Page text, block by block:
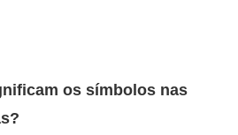
os símbolos nas